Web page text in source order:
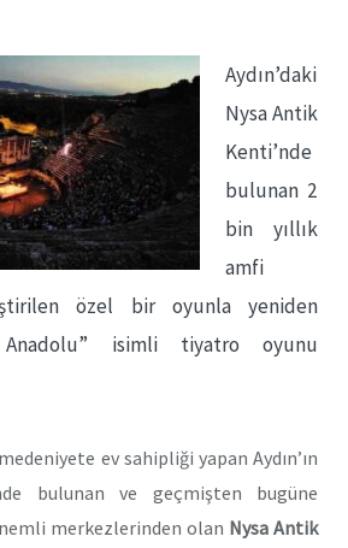
Aydın’daki
Nysa Antik
Kenti’nde
bulunan 2
bin yıllık
amfi
özel bir oyunla yeniden
Anadolu” isimli tiyatro oyunu
ev sahipliği yapan Aydın’ın
bulunan ve geçmişten bugüne
merkezlerinden olan Nysa Antik